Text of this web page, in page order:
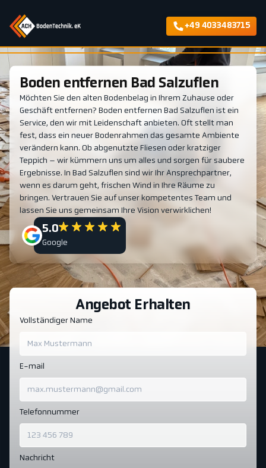
+49 4033483715
Boden entfernen Bad Salzuflen
Möchten Sie den alten Bodenbelag in Ihrem Zuhause oder
Geschäft entfernen? Boden entfernen Bad Salzuflen ist ein
Service, den wir mit Leidenschaft anbieten. Oft stellt man
fest, dass ein neuer Bodenrahmen das gesamte Ambiente
verändern kann. Ob abgenutzte Fliesen oder kratziger
Teppich – wir kümmern uns um alles und sorgen für saubere
Ergebnisse. In Bad Salzuflen sind wir Ihr Ansprechpartner,
wenn es darum geht, frischen Wind in Ihre Räume zu
bringen. Vertrauen Sie auf unser kompetentes Team und
lassen Sie uns gemeinsam Ihre Vision verwirklichen!
5.0
Google
Angebot Erhalten
Vollständiger Name
E-mail
Telefonnummer
Nachricht